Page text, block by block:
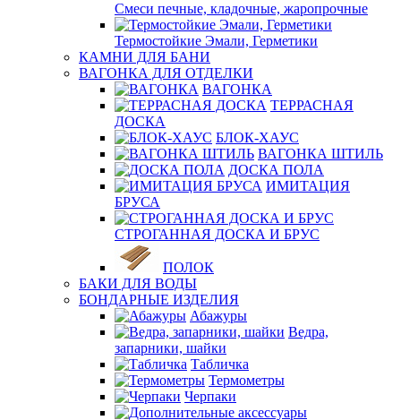
Смеси печные, кладочные, жаропрочные
Термостойкие Эмали, Герметики
КАМНИ ДЛЯ БАНИ
ВАГОНКА ДЛЯ ОТДЕЛКИ
ВАГОНКА
ТЕРРАСНАЯ
ДОСКА
БЛОК-ХАУС
ВАГОНКА ШТИЛЬ
ДОСКА ПОЛА
ИМИТАЦИЯ
БРУСА
СТРОГАННАЯ ДОСКА И БРУС
ПОЛОК
БАКИ ДЛЯ ВОДЫ
БОНДАРНЫЕ ИЗДЕЛИЯ
Абажуры
Ведра,
запарники, шайки
Табличка
Термометры
Черпаки